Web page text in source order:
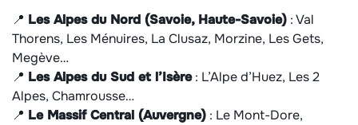
📍 Les Alpes du Nord (Savoie, Haute-Savoie) : Val
Thorens, Les Ménuires, La Clusaz, Morzine, Les Gets,
Megève…
📍 Les Alpes du Sud et l’Isère: L’Alpe d’Huez, Les 2
Alpes, Chamrousse…
📍 Le Massif Central (Auvergne) : Le Mont-Dore,